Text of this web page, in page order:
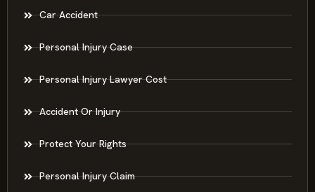
Car Accident
Personal Injury Case
Personal Injury Lawyer Cost
Accident Or Injury
Protect Your Rights
Personal Injury Claim